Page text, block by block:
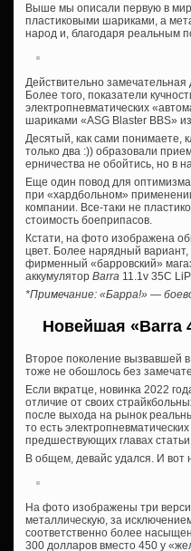
Выше мы описали первую в
пластиковыми шариками, а
народ и, благодаря реальным
Действительно
Более того, показатели
электропневматических
шариками «ASG Blaster BBS»
Десятый, как сами понимаете,
только два :)) образовали
ерничества не обойтись, но в
Еще один повод для
при «хардбольном»
компании. Все-таки не
стоимость боеприпасов.
Кстати, на фото изображена
цвет. Более нарядный
фирменный «барровский»
аккумулятор Barra 11.1v 35C
*Примечание: «Барра!» —
Новейшая «Barra
Второе поколение вызвавшей
тоже не обошлось без
Если вкратце, новинка 2022
отличие от своих
после выхода на рынок
то есть
предшествующих главах статьи.
В общем, девайс удался. И вот
На фото изображены три
металлическую, за
соответственно более
300 долларов вместо 450 у